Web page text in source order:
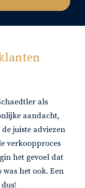
als
aandacht,
juiste adviezen
verkoopproces
het gevoel dat
het ook. Een